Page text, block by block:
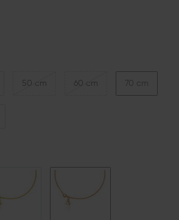
50 cm 60 cm 70 cm